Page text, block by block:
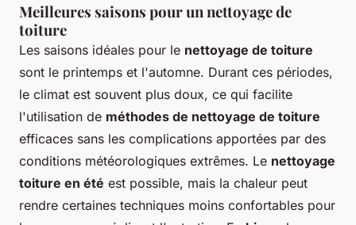
Meilleures saisons pour un nettoyage de
toiture
Les saisons idéales pour le nettoyage de toiture
sont le printemps et l'automne. Durant ces périodes,
le climat est souvent plus doux, ce qui facilite
l'utilisation de méthodes de nettoyage de toiture
efficaces sans les complications apportées par des
conditions météorologiques extrêmes. Le nettoyage
toiture en été est possible, mais la chaleur peut
rendre certaines techniques moins confortables pour